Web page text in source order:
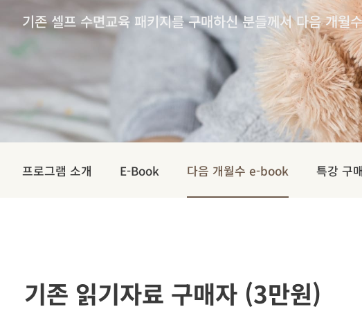
기존 셀프 수면교육 패키지를 구매하신 분들께서 다음 개월
프로그램 소개 E-Book 다음 개월수 e-book 특강 구
기존 읽기자료 구매자 (3만원)